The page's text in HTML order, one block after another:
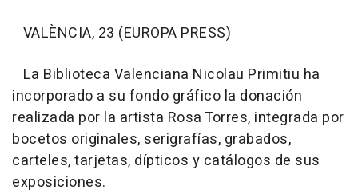
VALÈNCIA, 23 (EUROPA PRESS)
La Biblioteca Valenciana Nicolau Primitiu ha
incorporado a su fondo gráfico la donación
realizada por la artista Rosa Torres, integrada por
bocetos originales, serigrafías, grabados,
carteles, tarjetas, dípticos y catálogos de sus
exposiciones.